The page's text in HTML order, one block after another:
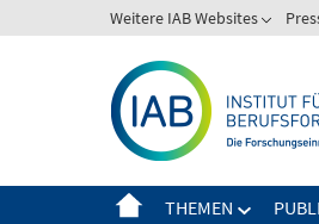
zum
Weitere IAB Websites
THEMEN